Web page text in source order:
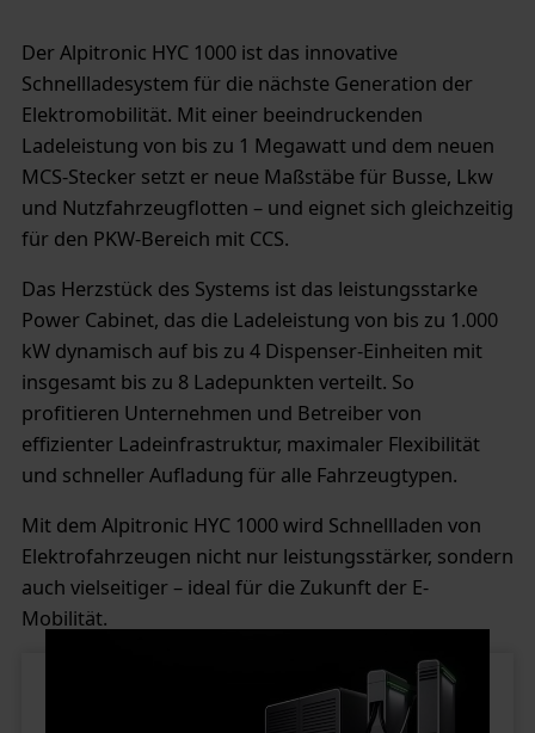
Der Alpitronic HYC 1000 ist das innovative
Schnellladesystem für die nächste Generation der
Elektromobilität. Mit einer beeindruckenden
Ladeleistung von bis zu 1 Megawatt und dem neuen
MCS-Stecker setzt er neue Maßstäbe für Busse, Lkw
und Nutzfahrzeugflotten – und eignet sich gleichzeitig
für den PKW-Bereich mit CCS.
Das Herzstück des Systems ist das leistungsstarke
Power Cabinet, das die Ladeleistung von bis zu 1.000
kW dynamisch auf bis zu 4 Dispenser-Einheiten mit
insgesamt bis zu 8 Ladepunkten verteilt. So
profitieren Unternehmen und Betreiber von
effizienter Ladeinfrastruktur, maximaler Flexibilität
und schneller Aufladung für alle Fahrzeugtypen.
Mit dem Alpitronic HYC 1000 wird Schnellladen von
Elektrofahrzeugen nicht nur leistungsstärker, sondern
auch vielseitiger – ideal für die Zukunft der E-
Mobilität.